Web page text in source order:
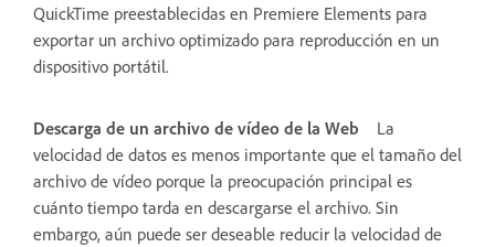
QuickTime preestablecidas en Premiere Elements para
exportar un archivo optimizado para reproducción en un
dispositivo portátil.
Descarga de un archivo de vídeo de la Web
La
velocidad de datos es menos importante que el tamaño del
archivo de vídeo porque la preocupación principal es
cuánto tiempo tarda en descargarse el archivo. Sin
embargo, aún puede ser deseable reducir la velocidad de